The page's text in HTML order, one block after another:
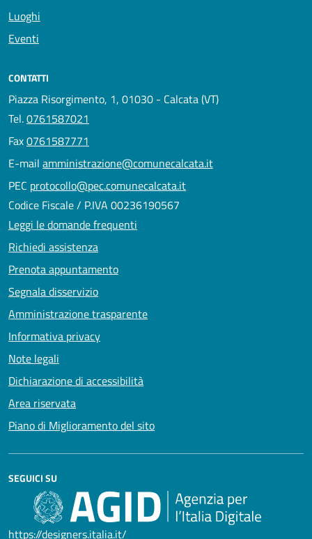
Luoghi
Eventi
CONTATTI
Piazza Risorgimento, 1, 01030 - Calcata (VT)
Tel.0761587021
Fax0761587771
E-mail amministrazione@comunecalcata.it
PEC protocollo@pec.comunecalcata.it
Codice Fiscale / P.IVA 00236190567
Leggi le domande frequenti
Richiedi assistenza
Prenota appuntamento
Segnala disservizio
Amministrazione trasparente
Informativa privacy
Note legali
Dichiarazione di accessibilità
Area riservata
Piano di Miglioramento del sito
SEGUICI SU
https://designers.italia.it/